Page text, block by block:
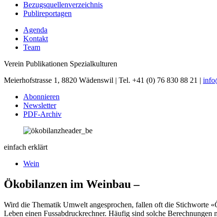
Bezugsquellenverzeichnis
Publireportagen
Agenda
Kontakt
Team
Verein Publikationen Spezialkulturen
Meierhofstrasse 1, 8820 Wädenswil | Tel. +41 (0) 76 830 88 21 |
Abonnieren
Newsletter
PDF-Archiv
einfach erklärt
Wein
Ökobilanzen im Weinbau –
Wird die Thematik Umwelt angesprochen, fallen oft die Stichworte
Leben einen Fuss­abdruckrechner. Häufig sind solche